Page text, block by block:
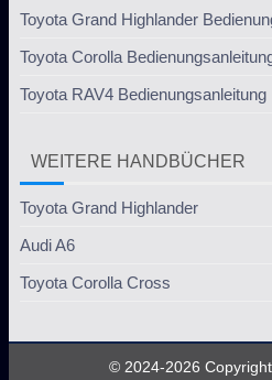
Toyota Grand Highlander
Toyota Corolla
Toyota RAV4 Bedienungsanleitung
WEITERE HANDBÜCHER
Toyota Grand Highlander
Audi A6
Toyota Corolla Cross
© 2024-2026 Copyright